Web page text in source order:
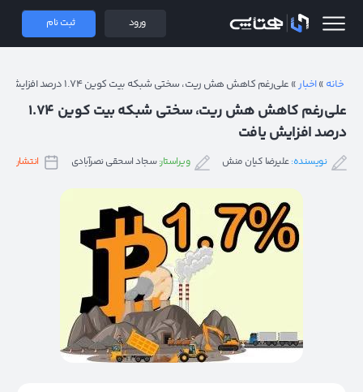
همتاپی ورود ثبت نام
خانه »اخبار» علی‌رغم کاهش هش ریت، سختی شبکه بیت کوین ۱.۷۴ درصد افزایش یافت
علی‌رغم کاهش هش ریت، سختی شبکه بیت کوین ۱.۷۴
درصد افزایش یافت
نویسنده:علیرضا کیان منش ویراستار: سجاد اسحقی نصرآبادی انتشار: